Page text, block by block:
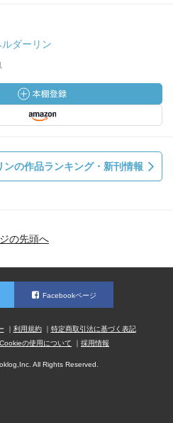
ダーリン
の作品ランキング・新刊情報
の先頭へ
Facebookページ
利用規約
特定商取引法に基づく表記
Cookieの使用について 採用情報
All Rights Reserved.